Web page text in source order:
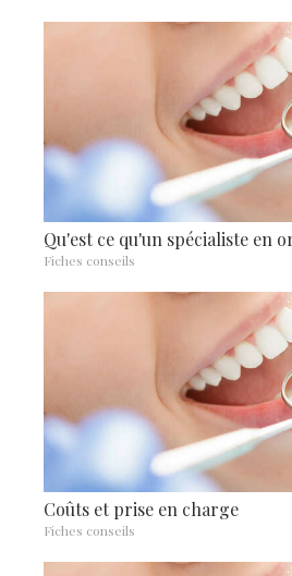
Qu'est ce qu'un spécialiste en
Fiches conseils
Coûts et prise en charge
Fiches conseils